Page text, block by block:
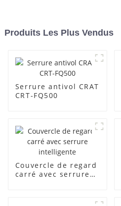
Produits Les Plus Vendus
Serrure antivol CRAT
CRT-FQ500
Couvercle de regard
carré avec serrure